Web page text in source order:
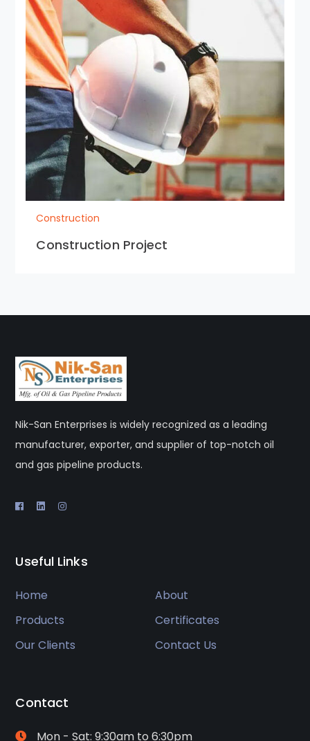
Construction
Construction Project
Nik-San Enterprises is widely recognized as a leading
manufacturer, exporter, and supplier of top-notch oil
and gas pipeline products.
Useful Links
Home
About
Products
Certificates
Our Clients
Contact Us
Contact
Mon - Sat: 9:30am to 6:30pm